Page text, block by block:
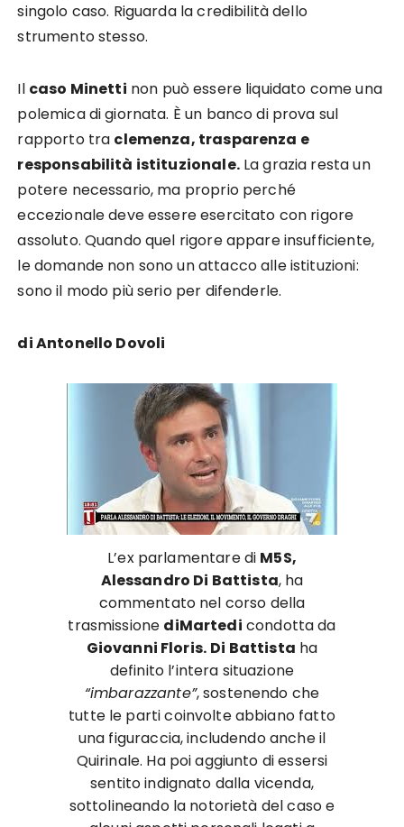
singolo caso. Riguarda la credibilità dello
strumento stesso.
Il caso Minetti non può essere liquidato come una
polemica di giornata. È un banco di prova sul
rapporto tra clemenza, trasparenza e
responsabilità istituzionale.La grazia resta un
potere necessario, ma proprio perché
eccezionale deve essere esercitato con rigore
assoluto. Quando quel rigore appare insufficiente,
le domande non sono un attacco alle istituzioni:
sono il modo più serio per difenderle.
di Antonello Dovoli
L’ex parlamentare di M5S,
Alessandro Di Battista, ha
commentato nel corso della
trasmissione diMartedi condotta da
Giovanni Floris. Di Battista ha
definito l’intera situazione
“imbarazzante”, sostenendo che
tutte le parti coinvolte abbiano fatto
una figuraccia, includendo anche il
Quirinale. Ha poi aggiunto di essersi
sentito indignato dalla vicenda,
sottolineando la notorietà del caso e